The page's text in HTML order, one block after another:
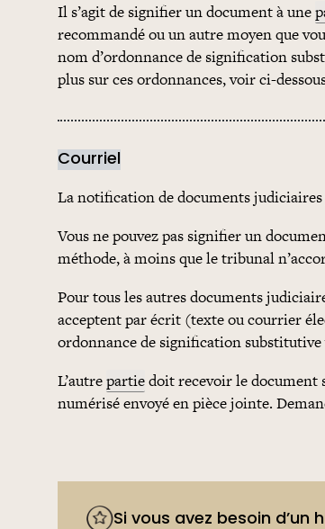
Il s’agit de signifier un document à une
recommandé ou un autre moyen que
nom d’ordonnance de signification
plus sur ces ordonnances, voir ci-
Courriel
La notification de documents
Vous ne pouvez pas signifier un
méthode, à moins que le tribunal
Pour tous les autres documents
acceptent par écrit (texte ou courrier
ordonnance de signification
L’autrepartiedoit recevoir le document
numérisé envoyé en pièce jointe.
Si vous avez besoin d’un